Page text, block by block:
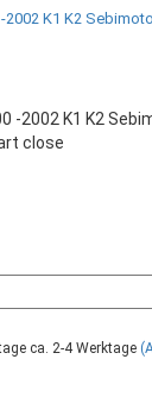
-2002 K1 K2
close
ca. 2-4 Werktage